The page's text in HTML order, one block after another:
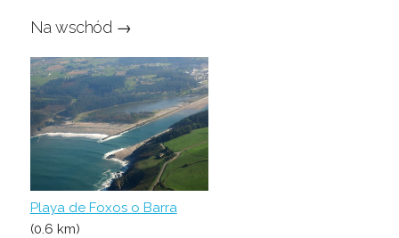
Na wschód →
Playa de Foxos o Barra
(0.6 km)